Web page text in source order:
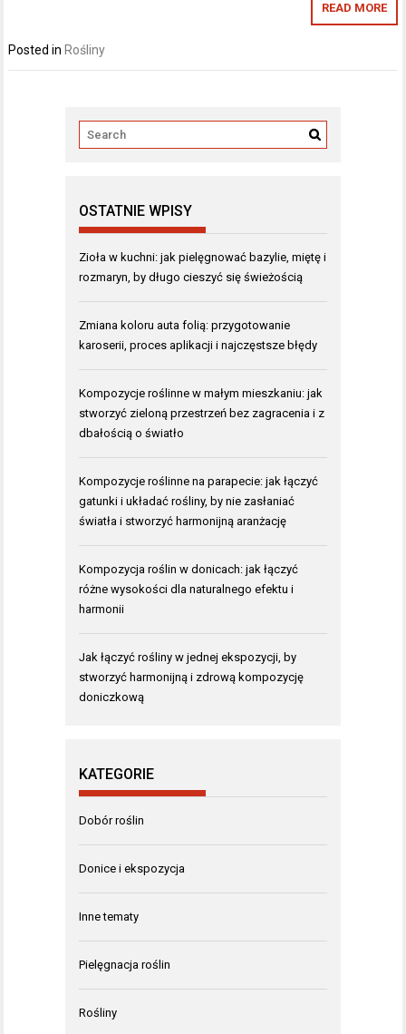
READ MORE
Posted in Rośliny
OSTATNIE WPISY
Zioła w kuchni: jak pielęgnować bazylie, miętę i
rozmaryn, by długo cieszyć się świeżością
Zmiana koloru auta folią: przygotowanie
karoserii, proces aplikacji i najczęstsze błędy
Kompozycje roślinne w małym mieszkaniu: jak
stworzyć zieloną przestrzeń bez zagracenia i z
dbałością o światło
Kompozycje roślinne na parapecie: jak łączyć
gatunki i układać rośliny, by nie zasłaniać
światła i stworzyć harmonijną aranżację
Kompozycja roślin w donicach: jak łączyć
różne wysokości dla naturalnego efektu i
harmonii
Jak łączyć rośliny w jednej ekspozycji, by
stworzyć harmonijną i zdrową kompozycję
doniczkową
KATEGORIE
Dobór roślin
Donice i ekspozycja
Inne tematy
Pielęgnacja roślin
Rośliny